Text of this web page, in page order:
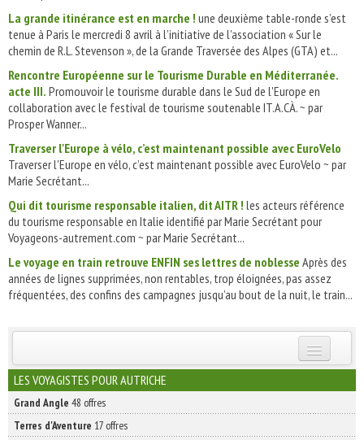
La grande itinérance est en marche ! une deuxième table-ronde s’est
tenue à Paris le mercredi 8 avril à l’initiative de l’association « Sur le
chemin de R.L. Stevenson », de la Grande Traversée des Alpes (GTA) et...
Rencontre Européenne sur le Tourisme Durable en Méditerranée.
acte III. Promouvoir le tourisme durable dans le Sud de l'Europe en
collaboration avec le festival de tourisme soutenable IT.A.CÀ. ~ par
Prosper Wanner...
Traverser l'Europe à vélo, c’est maintenant possible avec EuroVelo
Traverser l'Europe en vélo, c’est maintenant possible avec EuroVelo ~ par
Marie Secrétant...
Qui dit tourisme responsable italien, dit AITR ! les acteurs référence
du tourisme responsable en Italie identifié par Marie Secrétant pour
Voyageons-autrement.com ~ par Marie Secrétant...
Le voyage en train retrouve ENFIN ses lettres de noblesse Après des
années de lignes supprimées, non rentables, trop éloignées, pas assez
fréquentées, des confins des campagnes jusqu’au bout de la nuit, le train...
INSCRIVEZ-VOUS | ABONNEZ-VOUS
LES VOYAGISTES POUR AUTRICHE
Grand Angle 48 offres
Terres d'Aventure 17 offres